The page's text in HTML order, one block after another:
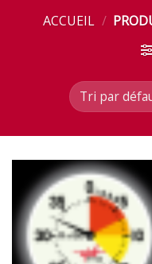
ACCUEIL /